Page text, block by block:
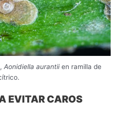
Aonidiella aurantiien ramilla de
EVITAR CAROS